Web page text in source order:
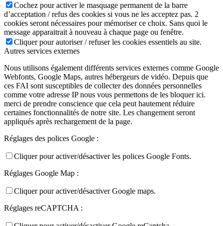
Cochez pour activer le masquage permanent de la barre
d’acceptation / refus des cookies si vous ne les acceptez pas. 2
cookies seront nécessaires pour mémoriser ce choix. Sans quoi le
message apparaitrait à nouveau à chaque page ou fenêtre.
Cliquer pour autoriser / refuser les cookies essentiels au site.
Autres services externes
Nous utilisons également différents services externes comme Google
Webfonts, Google Maps, autres hébergeurs de vidéo. Depuis que
ces FAI sont susceptibles de collecter des données personnelles
comme votre adresse IP nous vous permettons de les bloquer ici.
merci de prendre conscience que cela peut hautement réduire
certaines fonctionnalités de notre site. Les changement seront
appliqués après rechargement de la page.
Réglages des polices Google :
Cliquer pour activer/désactiver les polices Google Fonts.
Réglages Google Map :
Cliquer pour activer/désactiver Google maps.
Réglages reCAPTCHA :